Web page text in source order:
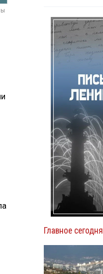
Главное сегодня